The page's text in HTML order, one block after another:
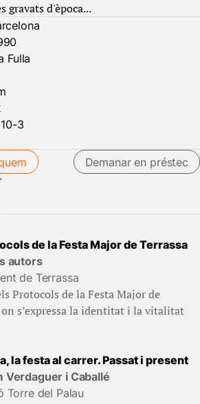
gravats d'època...
Fulla
3
Demanar en préstec
de la Festa Major de Terrassa
autors
de Terrassa
Protocols de la Festa Major de
on s’expressa la identitat i la vitalitat
la festa al carrer. Passat i present
Verdaguer i Caballé
Torre del Palau